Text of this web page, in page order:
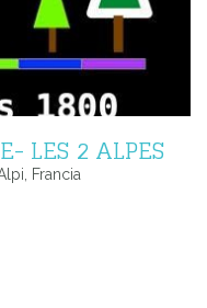
LES 2 ALPES
Francia